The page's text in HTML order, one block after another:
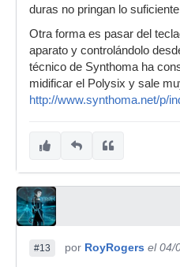
duras no pringan lo
Otra forma es pasar del
aparato y controlándolo
técnico de Synthoma ha
midificar el Polysix y sale
http://www.synthoma.net/p/
#13 por RoyRogers el 04/